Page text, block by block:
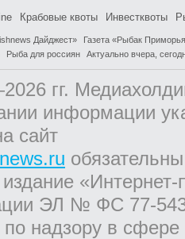
Крабовые квоты Инвестквоты
Дайджест»
Газета «Рыбак
Рыба для россиян Актуально вчера,
гг.
информации
сайт
ЭЛ № ФС 77-
надзору в